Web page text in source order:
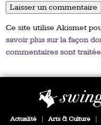
Ce site utilise Akismet
savoir plus sur la façon
commentaires sont
Actualité Arts & Culture